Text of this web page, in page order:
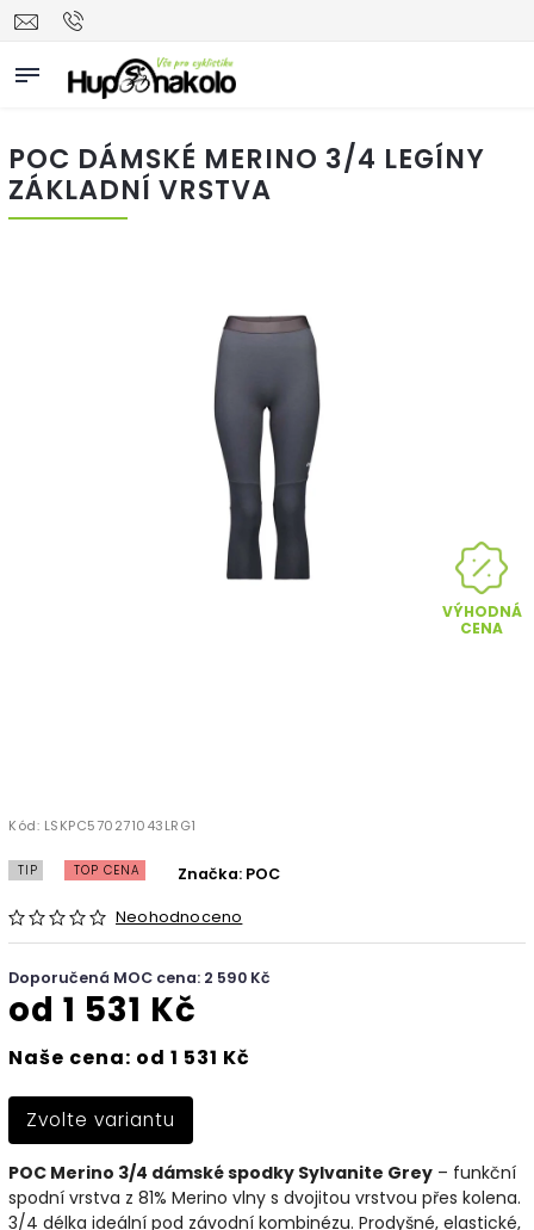
POC DÁMSKÉ MERINO 3/4 LEGÍNY
ZÁKLADNÍ VRSTVA
VÝHODNÁ
CENA
Kód: LSKPC570271043LRG1
TIP TOP CENA
Neohodnoceno
Značka: POC
Doporučená MOC cena: 2 590 Kč
od 1 531 Kč
Naše cena: od 1 531 Kč
Zvolte variantu
POC Merino 3/4 dámské spodky Sylvanite Grey – funkční
spodní vrstva z 81% Merino vlny s dvojitou vrstvou přes kolena.
3/4 délka ideální pod závodní kombinézu. Prodyšné, elastické,